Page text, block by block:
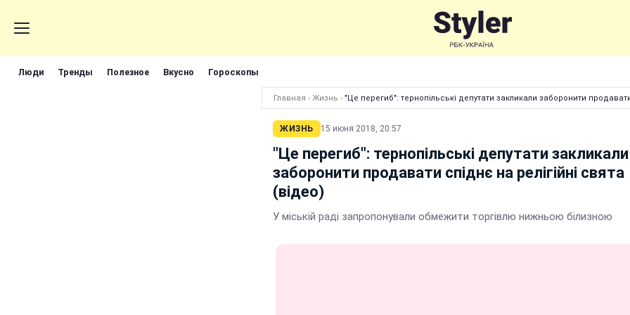
Люди Тренды Полезное Вкусно Гороскопы
Главная › Жизнь › "Це перегиб": тернопільські депутати закликали заборонити продавати
ЖИЗНЬ 15 июня 2018, 20:57
"Це перегиб": тернопільські депутати закликали
заборонити продавати спіднє на релігійні свята
(відео)
У міській раді запропонували обмежити торгівлю нижньою білизною